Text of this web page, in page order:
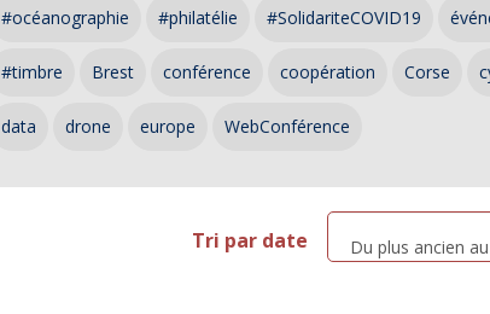
#océanographie #philatélie #SolidariteCOVID19
#timbre Brest conférence coopération Corse
data drone europe WebConférence
Tri par date Du plus ancien